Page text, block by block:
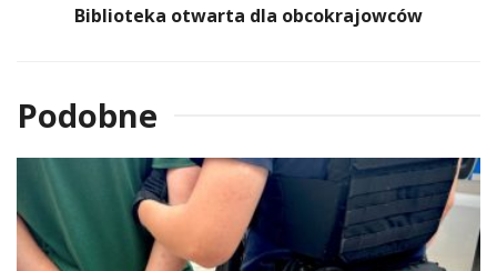
Biblioteka otwarta dla obcokrajowców
Podobne